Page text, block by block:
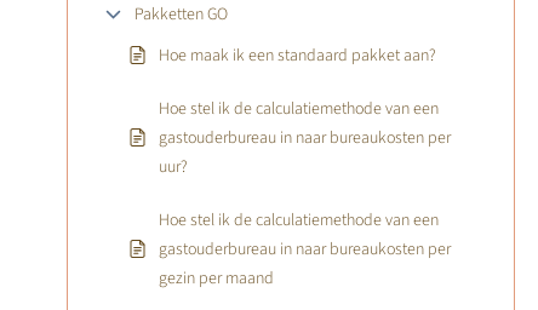
Pakketten GO
Hoe maak ik een standaard pakket aan?
Hoe stel ik de calculatiemethode van een
gastouderbureau in naar bureaukosten per
uur?
Hoe stel ik de calculatiemethode van een
gastouderbureau in naar bureaukosten per
gezin per maand